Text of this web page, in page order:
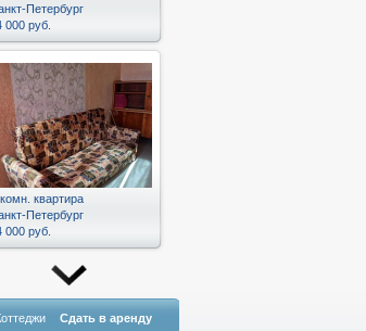
Петербург
000 руб.
квартира
Петербург
000 руб.
Сдать в аренду